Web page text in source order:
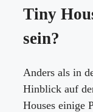
Tiny
sein?
Anders als in
Hinblick auf
Houses einige